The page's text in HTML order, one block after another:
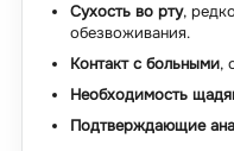
Сухость во рту,
обезвоживания.
Контакт с больными,
Необходимость
Подтверждающие